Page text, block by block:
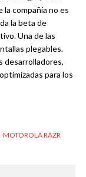
la compañía no es
la beta de
Una de las
plegables.
desarrolladores,
para los
MOTOROLA RAZR